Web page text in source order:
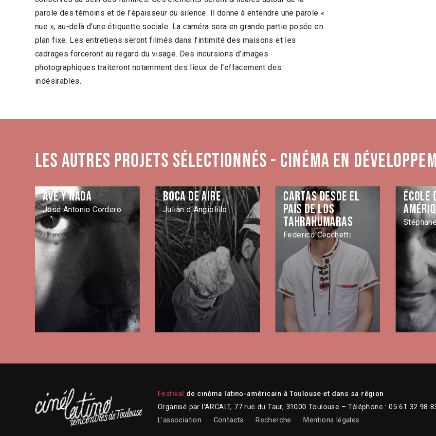
parole des témoins et de l’épaisseur du silence. Il donne à entendre une parole «
nue », au-delà d’une étiquette sociale. La caméra sera en grande partie posée en
plan fixe. Les entretiens seront filmés dans l’intimité des maisons et les
cadrages forceront au regard du visage. Des incursions d’images
photographiques traiteront notamment des lieux de l’effacement des
indésirables.
Les autres projets sélectionnés - Cinéma en
Ave y nada
José Antonio Cordero
Boca de aire
Julián d´Angiolillo
Cartas desde el
país de los
Tahrahumaras
Federico Cecchetti
École
Festival de cinéma latino-américain à Toulouse et dans sa région
Organisé par l’ARCALT, 77 rue du Taur, 31000 Toulouse – Téléphone : 05 61 32 98
L’association
Contacts Recherche Mentions légales